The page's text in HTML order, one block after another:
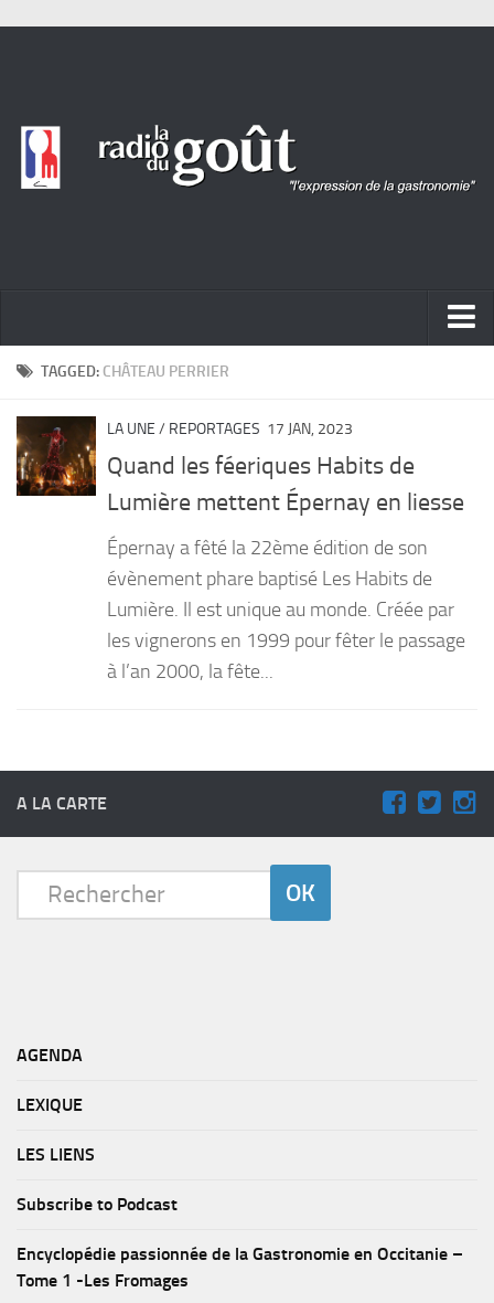
ACTUALITÉ
PORTRAITS
LIVRES
Desserts
TAGGED: CHÂTEAU PERRIER
LA UNE / REPORTAGES 17 JAN, 2023
Quand les féeriques Habits de
Lumière mettent Épernay en liesse
Épernay a fêté la 22ème édition de son
évènement phare baptisé Les Habits de
Lumière. Il est unique au monde. Créée par
les vignerons en 1999 pour fêter le passage
à l’an 2000, la fête...
A LA CARTE
AGENDA
LEXIQUE
LES LIENS
Subscribe to Podcast
Encyclopédie passionnée de la Gastronomie en Occitanie –
Tome 1 -Les Fromages